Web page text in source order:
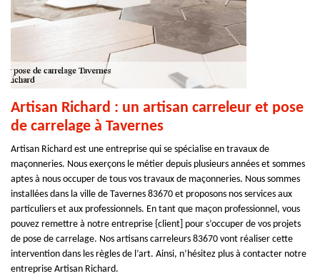
Artisan Richard : un artisan carreleur et pose
de carrelage à Tavernes
Artisan Richard est une entreprise qui se spécialise en travaux de
maçonneries. Nous exerçons le métier depuis plusieurs années et sommes
aptes à nous occuper de tous vos travaux de maçonneries. Nous sommes
installées dans la ville de Tavernes 83670 et proposons nos services aux
particuliers et aux professionnels. En tant que maçon professionnel, vous
pouvez remettre à notre entreprise {client] pour s’occuper de vos projets
de pose de carrelage. Nos artisans carreleurs 83670 vont réaliser cette
intervention dans les règles de l’art. Ainsi, n’hésitez plus à contacter notre
entreprise Artisan Richard.